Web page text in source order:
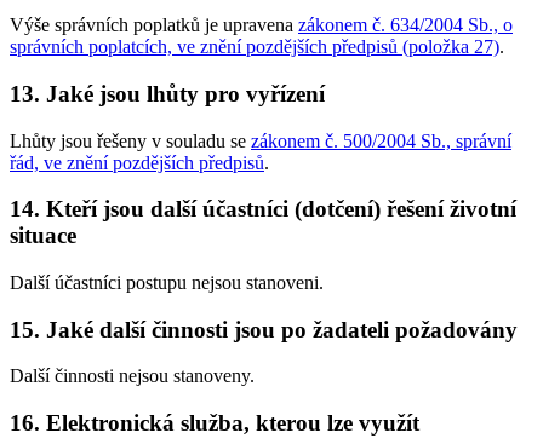
Výše správních poplatků je upravena zákonem č. 634/2004 Sb., o
správních poplatcích, ve znění pozdějších předpisů (položka 27).
13. Jaké jsou lhůty pro vyřízení
Lhůty jsou řešeny v souladu se zákonem č. 500/2004 Sb., správní
řád, ve znění pozdějších předpisů.
14. Kteří jsou další účastníci (dotčení) řešení životní
situace
Další účastníci postupu nejsou stanoveni.
15. Jaké další činnosti jsou po žadateli požadovány
Další činnosti nejsou stanoveny.
16. Elektronická služba, kterou lze využít